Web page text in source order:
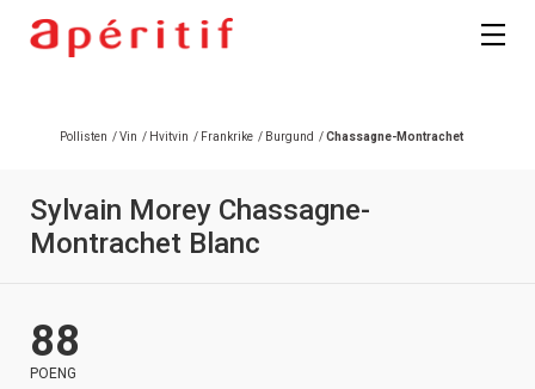
Pollisten /Vin / Hvitvin / Frankrike / Burgund /Chassagne-Montrachet
Sylvain Morey Chassagne-
Montrachet Blanc
88
POENG